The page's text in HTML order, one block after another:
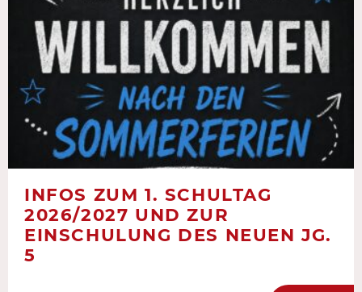
INFOS ZUM 1. SCHULTAG
2026/2027 UND ZUR
EINSCHULUNG DES NEUEN JG.
5